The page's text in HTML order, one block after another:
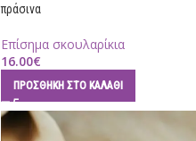
πράσινα
Επίσημα σκουλαρίκια
16.00€
ΠΡΟΣΘΉΚΗ ΣΤΟ ΚΑΛΆΘΙ